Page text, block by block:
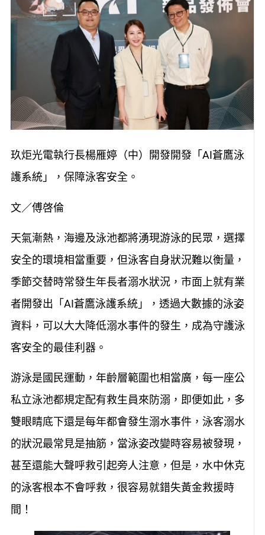
玖炬光電執行長楊雁婷（中）開發開發「AI蒼鷹泳
護系統」，保障泳客安全。
文／傅啓倫
天氣漸熱，海邊及泳池都將湧現游泳的民眾，選擇
安全的環境相當重要，但泳客自身狀況難以衡量，
季節交替時常發生年長者溺水狀況，市面上就有業
者開發出「AI蒼鷹泳護系統」，透過大數據的泳姿
資料，可以大大降低溺水事件的發生，成為守護泳
客安全的最佳利器。
游泳是國民運動，年齡層範圍也相當廣，每一座公
私立泳池都規定配有救生員來防溺，即便如此，多
雙眼睛底下還是每年都會發生溺水事件，泳客溺水
的狀況最常見是抽筋，當泳姿改變時容易被發現，
甚至還能大聲呼救引起旁人注意，但是，水中休克
的泳客根本不會呼救，很容易就錯失黃金救援時
間！